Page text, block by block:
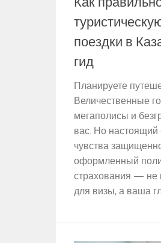
поездки в
гид
Планируете
Величественные
мегаполисы и
вас. Но настоящий
чувства
оформленный
страхования — не
для визы, а ваша